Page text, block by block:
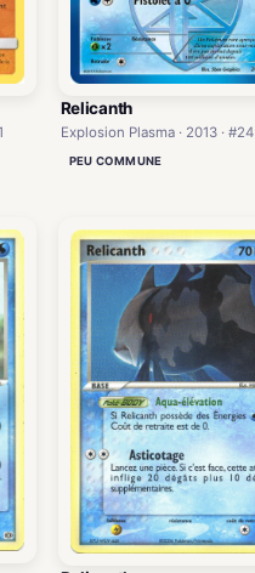
Relicanth
Explosion Plasma · 2013 · #24
PEU COMMUNE